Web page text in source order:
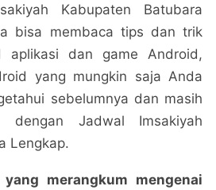
Kabupaten Batubara
bisa membaca tips dan trik
aplikasi dan game Android,
yang mungkin saja Anda
sebelumnya dan masih
dengan Jadwal Imsakiyah
Lengkap.
merangkum mengenai